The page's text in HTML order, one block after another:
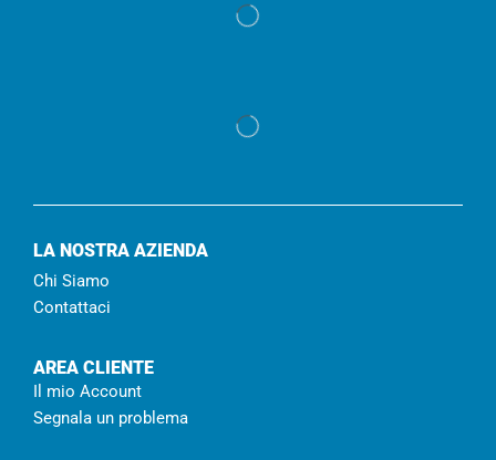
LA NOSTRA AZIENDA
Chi Siamo
Contattaci
AREA CLIENTE
Il mio Account
Segnala un problema